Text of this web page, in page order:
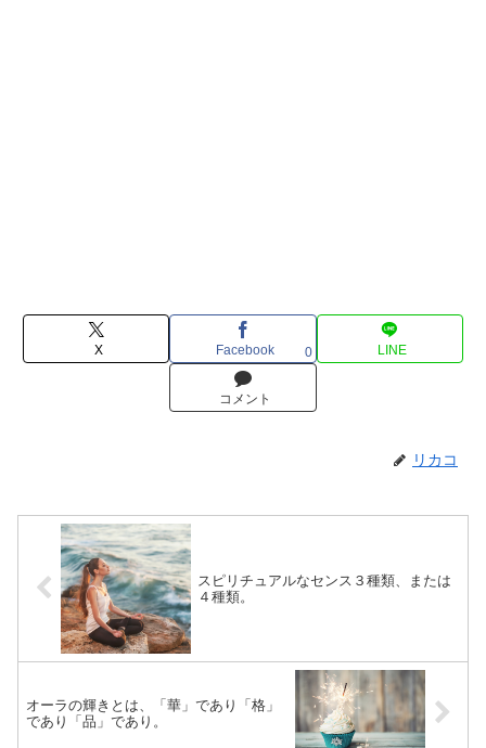
X Facebook 0 LINE
コメント
リカコ
スピリチュアルなセンス３種類、または
４種類。
オーラの輝きとは、「華」であり「格」
であり「品」であり。